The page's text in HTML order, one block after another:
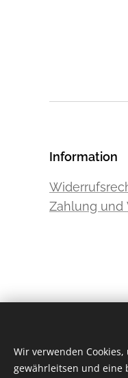
Information
Zahlung und
Wir verwenden
gewährleitsen und eine